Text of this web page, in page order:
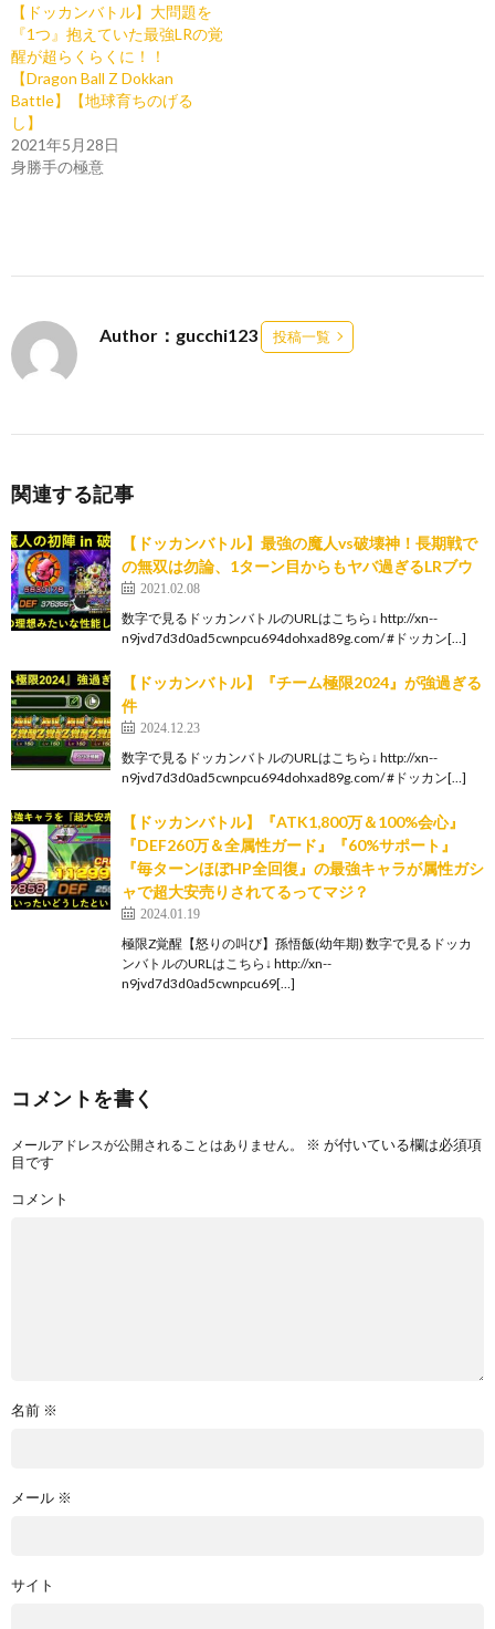
【ドッカンバトル】大問題を
『1つ』抱えていた最強LRの覚
醒が超らくらくに！！
【Dragon Ball Z Dokkan
Battle】【地球育ちのげる
し】
2021年5月28日
身勝手の極意
Author：gucchi123 投稿一覧
関連する記事
【ドッカンバトル】最強の魔人vs破壊神！長期戦で
の無双は勿論、1ターン目からもヤバ過ぎるLRブウ
2021.02.08
数字で見るドッカンバトルのURLはこちら↓ http://xn--
n9jvd7d3d0ad5cwnpcu694dohxad89g.com/ #ドッカン[…]
【ドッカンバトル】『チーム極限2024』が強過ぎる
件
2024.12.23
数字で見るドッカンバトルのURLはこちら↓ http://xn--
n9jvd7d3d0ad5cwnpcu694dohxad89g.com/ #ドッカン[…]
【ドッカンバトル】『ATK1,800万＆100%会心』
『DEF260万＆全属性ガード』『60%サポート』
『毎ターンほぼHP全回復』の最強キャラが属性ガシ
ャで超大安売りされてるってマジ？
2024.01.19
極限Z覚醒【怒りの叫び】孫悟飯(幼年期) 数字で見るドッカ
ンバトルのURLはこちら↓ http://xn--
n9jvd7d3d0ad5cwnpcu69[…]
コメントを書く
メールアドレスが公開されることはありません。 ※ が付いている欄は必須項
目です
コメント
名前 ※
メール ※
サイト